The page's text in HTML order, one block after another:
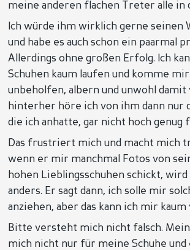
meine anderen flachen Treter alle in
Ich würde ihm wirklich gerne seinen
und habe es auch schon ein paarmal
Allerdings ohne großen Erfolg. Ich
Schuhen kaum laufen und komme
unbeholfen, albern und unwohl damit
hinterher höre ich von ihm dann nur
die ich anhatte, gar nicht hoch genug
Das frustriert mich und macht mich
wenn er mir manchmal Fotos von
hohen Lieblingsschuhen schickt,
anders. Er sagt dann, ich solle mir
anziehen, aber das kann ich mir
Bitte versteht mich nicht falsch.
mich nicht nur für meine Schuhe und